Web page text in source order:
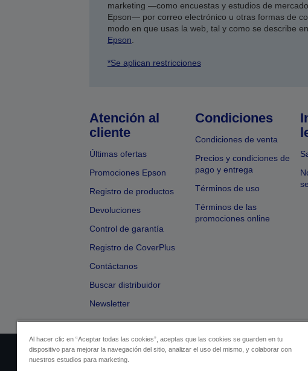
marketing —como encuestas y estudios de
Epson— por correo electrónico u otras formas de
modo en que usas la web, tal y como se describe
Epson
*Se aplican restricciones
Atención al
cliente
Últimas ofertas
Promociones Epson
Registro de productos
Devoluciones
Control de garantía
Registro de CoverPlus
Contáctanos
Buscar distribuidor
Newsletter
Condiciones
Condiciones de venta
Precios y condiciones de
pago y entrega
Términos de uso
Términos de las
promociones online
Identificación del vendedor Identificación de
Al hacer clic en “Aceptar todas las cookies”, aceptas que las cookies se guarden en tu
dispositivo para mejorar la navegación del sitio, analizar el uso del mismo, y colaborar con
nuestros estudios para marketing.